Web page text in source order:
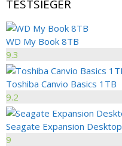
TESTSIEGER
WD My Book 8TB
9.3
Toshiba Canvio Basics 1TB
9.2
Seagate Expansion Desktop
9